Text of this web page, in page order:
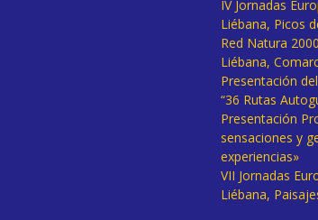
IV Jornadas
Liébana, Picos
Red Natura 2000
Liébana,
Presentación
“36 Rutas
Presentación
sensaciones y
experiencias»
VII Jornadas
Liébana,